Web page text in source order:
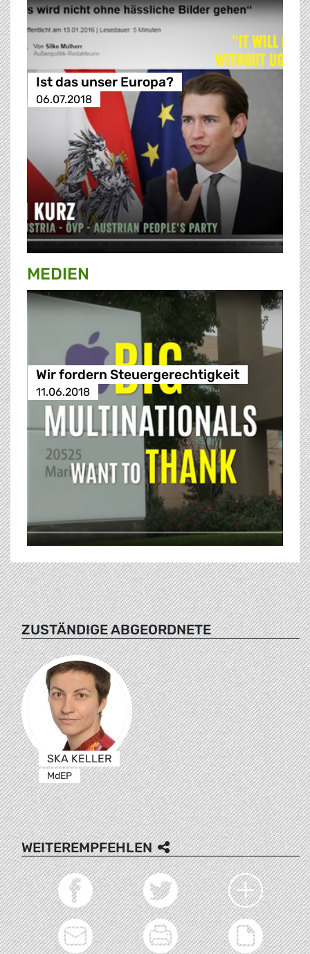
Ist das unser Europa?
06.07.2018
MEDIEN
Wir fordern Steuergerechtigkeit
11.06.2018
ZUSTÄNDIGE ABGEORDNETE
SKA KELLER
MdEP
WEITEREMPFEHLEN